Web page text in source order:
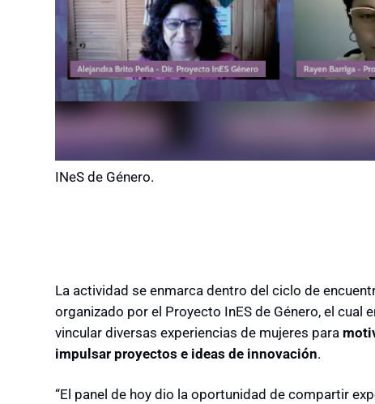
INeS de Género.
La actividad se enmarca dentro del ciclo de
organizado por el Proyecto InES de Género, el
vincular diversas experiencias de mujeres para
impulsar proyectos e ideas de innovación.
“El panel de hoy dio la oportunidad de compartir